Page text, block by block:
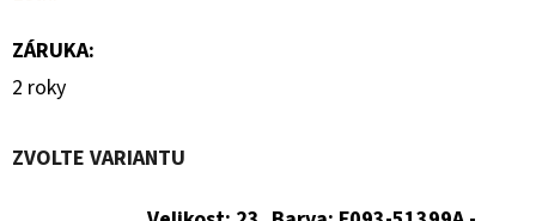
ZÁRUKA:
2 roky
ZVOLTE VARIANTU